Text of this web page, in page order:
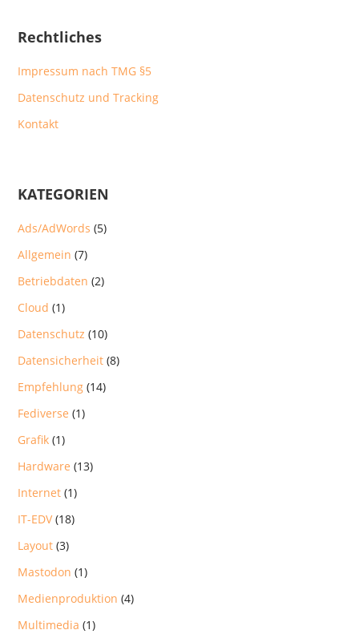
Rechtliches
Impressum nach TMG §5
Datenschutz und Tracking
Kontakt
KATEGORIEN
Ads/AdWords (5)
Allgemein (7)
Betriebdaten (2)
Cloud (1)
Datenschutz (10)
Datensicherheit (8)
Empfehlung (14)
Fediverse (1)
Grafik (1)
Hardware (13)
Internet (1)
IT-EDV(18)
Layout (3)
Mastodon (1)
Medienproduktion (4)
Multimedia (1)